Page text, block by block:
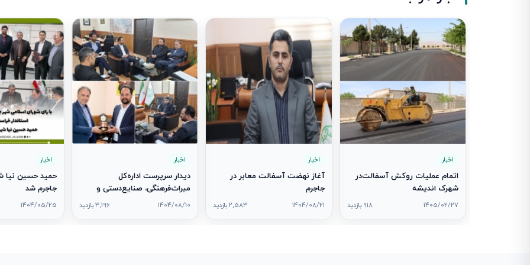
اخبار
اتمام عملیات روکش آسفالت‌در
شهرک اندیشه
1405/02/27 918 بازدید
اخبار
آغاز نهضت آسفالت معابر در
جاجرم
1404/08/21 2,583 بازدید
اخبار
دیدار سرپرست اداره‌کل
میراث‌فرهنگی، صنایع‌دستی و
گردشگری خراسان شمالی با شهردار
1404/08/10 3,196 بازدید
اخبار
حمید حسین نیا
جاجرم شد
1404/05/25